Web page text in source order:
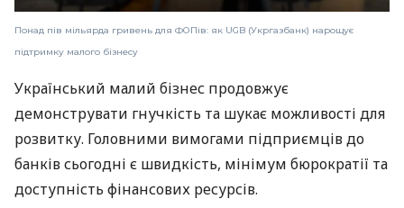
Понад пів мільярда гривень для ФОПів: як UGB (Укргазбанк) нарощує
підтримку малого бізнесу
Український малий бізнес продовжує
демонструвати гнучкість та шукає можливості для
розвитку. Головними вимогами підприємців до
банків сьогодні є швидкість, мінімум бюрократії та
доступність фінансових ресурсів.